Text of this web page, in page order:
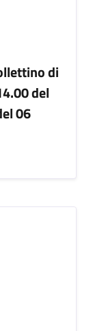
di
del
06